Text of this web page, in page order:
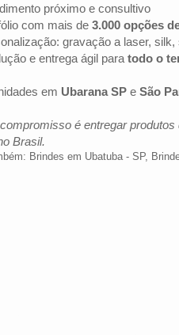
próximo e consultivo
com mais de 3.000 opções
gravação a laser,
e entrega ágil para todo o
em Ubarana SP e São
é entregar
Brasil.
Brindes em Ubatuba - SP,